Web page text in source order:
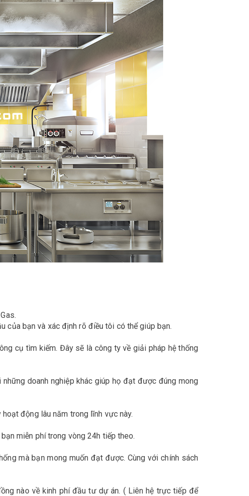
của bạn và xác định rõ điều tôi có thể giúp bạn.
cụ tìm kiếm. Đây sẽ là công ty về giải pháp hệ thống
doanh nghiệp khác giúp họ đạt được đúng mong
động lâu năm trong lĩnh vực này.
miễn phí trong vòng 24h tiếp theo.
mà bạn mong muốn đạt được. Cùng với chính sách
nào về kinh phí đầu tư dự án. ( Liên hệ trực tiếp để